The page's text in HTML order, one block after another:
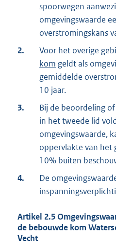
spoorwegen
omgevingswaarde
overstromingskans
2.
Voor het overige
kom geldt als
gemiddelde
10 jaar.
3.
Bij de beoordeling
in het tweede lid
omgevingswaarde,
oppervlakte van het
10% buiten
4.
De
Artikel 2.5
de bebouwde kom
Vecht